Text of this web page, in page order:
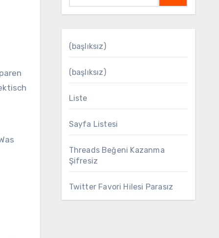
(başlıksız)
(başlıksız)
Liste
Sayfa Listesi
Threads Beğeni Kazanma
Şifresiz
Twitter Favori Hilesi Parasız